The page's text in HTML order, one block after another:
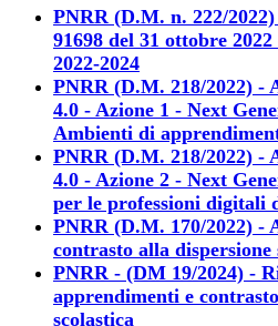
PNRR (D.M. n. 222/
91698 del 31 ottobre
2022-2024
PNRR (D.M. 218/2022) -
4.0 - Azione 1 - Next
Ambienti di
PNRR (D.M. 218/2022) -
4.0 - Azione 2 - Next
per le professioni digitali
PNRR (D.M. 170/2022) -
contrasto alla dispersione
PNRR - (DM 19/2024) -
apprendimenti e
scolastica